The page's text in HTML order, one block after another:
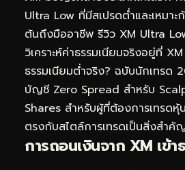
Ultra Low ที่มีสเปรดต่ำและเหมาะ
ต้นถึงมืออาชีพ รีวิว XM Ultra
วิเคราะห์ค่าธรรมเนียมจริงอยู่ที่
ธรรมเนียมต่ำจริง? ฉบับนักเทรด
บัญชี Zero Spread สำหรับ
Shares สำหรับผู้ที่ต้องการเทรด
ตรงกับสไตล์การเทรดเป็นสิ่งสำ
การถอนเงินจาก XM เข้า